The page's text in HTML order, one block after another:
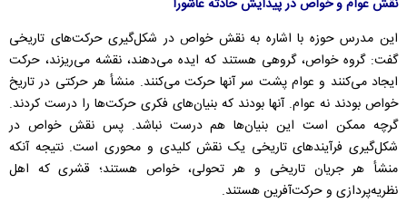
این مدرس حوزه با اشاره به نقش خواص در شکل‌گیری حرکت‌های تاریخی
گفت: گروه خواص، گروهی هستند که ایده می‌دهند، نقشه می‌ریزند، حرکت
ایجاد می‌کنند و عوام پشت سر آنها حرکت می‌کنند. منشأ هر حرکتی در تاریخ
خواص بودند نه عوام. آنها بودند که بنیان‌های فکری حرکت‌ها را درست کردند.
گرچه ممکن است این بنیان‌ها هم درست نباشد. پس نقش خواص در
شکل‌گیری فرآیندهای تاریخی یک نقش کلیدی و محوری است. نتیجه آنکه
منشأ هر جریان تاریخی و هر تحولی، خواص هستند؛ قشری که اهل
نظریه‌پردازی و حرکت‌آفرین هستند.